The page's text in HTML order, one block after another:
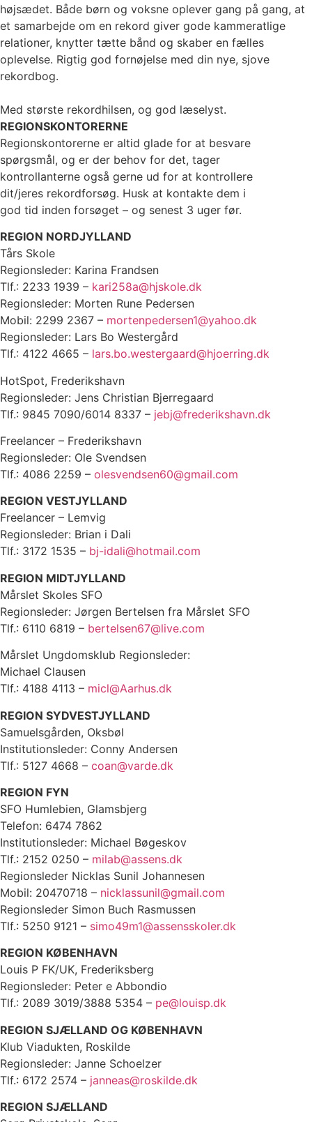
højsædet. Både børn og voksne oplever gang på gang, at
et samarbejde om en rekord giver gode kammeratlige
relationer, knytter tætte bånd og skaber en fælles
oplevelse. Rigtig god fornøjelse med din nye, sjove
rekordbog.
Med største rekordhilsen, og god læselyst.
REGIONSKONTORERNE
Regionskontorerne er altid glade for at besvare
spørgsmål, og er der behov for det, tager
kontrollanterne også gerne ud for at kontrollere
dit/jeres rekordforsøg. Husk at kontakte dem i
god tid inden forsøget – og senest 3 uger før.
REGION NORDJYLLAND
Tårs Skole
Regionsleder: Karina Frandsen
Tlf.: 2233 1939 – kari258a@hjskole.dk
Regionsleder: Morten Rune Pedersen
Mobil: 2299 2367 – mortenpedersen1@yahoo.dk
Regionsleder: Lars Bo Westergård
Tlf.: 4122 4665 – lars.bo.westergaard@hjoerring.dk
HotSpot, Frederikshavn
Regionsleder: Jens Christian Bjerregaard
Tlf.: 9845 7090/6014 8337 – jebj@frederikshavn.dk
Freelancer – Frederikshavn
Regionsleder: Ole Svendsen
Tlf.: 4086 2259 – olesvendsen60@gmail.com
REGION VESTJYLLAND
Freelancer – Lemvig
Regionsleder: Brian i Dali
Tlf.: 3172 1535 – bj-idali@hotmail.com
REGION MIDTJYLLAND
Mårslet Skoles SFO
Regionsleder: Jørgen Bertelsen fra Mårslet SFO
Tlf.: 6110 6819 – bertelsen67@live.com
Mårslet Ungdomsklub Regionsleder:
Michael Clausen
Tlf.: 4188 4113 – micl@Aarhus.dk
REGION SYDVESTJYLLAND
Samuelsgården, Oksbøl
Institutionsleder: Conny Andersen
Tlf.: 5127 4668 – coan@varde.dk
REGION FYN
SFO Humlebien, Glamsbjerg
Telefon: 6474 7862
Institutionsleder: Michael Bøgeskov
Tlf.: 2152 0250 – milab@assens.dk
Regionsleder Nicklas Sunil Johannesen
Mobil: 20470718 – nicklassunil@gmail.com
Regionsleder Simon Buch Rasmussen
Tlf.: 5250 9121 – simo49m1@assensskoler.dk
REGION KØBENHAVN
Louis P FK/UK, Frederiksberg
Regionsleder: Peter e Abbondio
Tlf.: 2089 3019/3888 5354 – pe@louisp.dk
REGION SJÆLLAND OG KØBENHAVN
Klub Viadukten, Roskilde
Regionsleder: Janne Schoelzer
Tlf.: 6172 2574 – janneas@roskilde.dk
REGION SJÆLLAND